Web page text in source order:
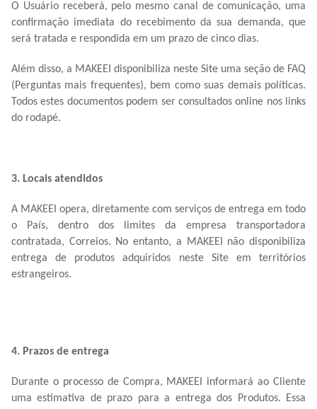
O Usuário receberá, pelo mesmo canal de comunicação, uma
confirmação imediata do recebimento da sua demanda, que
será tratada e respondida em um prazo de cinco dias.
Além disso, a MAKEEI disponibiliza neste Site uma seção de FAQ
(Perguntas mais frequentes), bem como suas demais políticas.
Todos estes documentos podem ser consultados online nos links
do rodapé.
3. Locais atendidos
A MAKEEI opera, diretamente com serviços de entrega em todo
o País, dentro dos limites da empresa transportadora
contratada, Correios. No entanto, a MAKEEI não disponibiliza
entrega de produtos adquiridos neste Site em territórios
estrangeiros.
4. Prazos de entrega
Durante o processo de Compra, MAKEEI informará ao Cliente
uma estimativa de prazo para a entrega dos Produtos. Essa